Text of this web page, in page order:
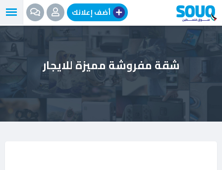
انتقل
إلى
المحتوى
أضف إعلانك
شقة مفروشة مميزة للايجار